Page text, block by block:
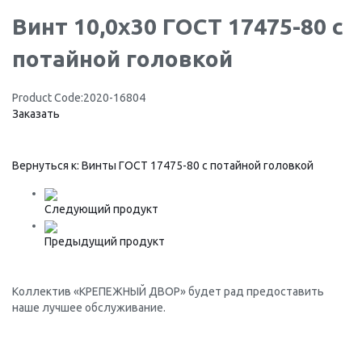
Винт 10,0х30 ГОСТ 17475-80 с
потайной головкой
Product Code:2020-16804
Заказать
Вернуться к: Винты ГОСТ 17475-80 с потайной головкой
Следующий продукт
Предыдущий продукт
Коллектив «КРЕПЕЖНЫЙ ДВОР» будет рад предоставить
наше лучшее обслуживание.